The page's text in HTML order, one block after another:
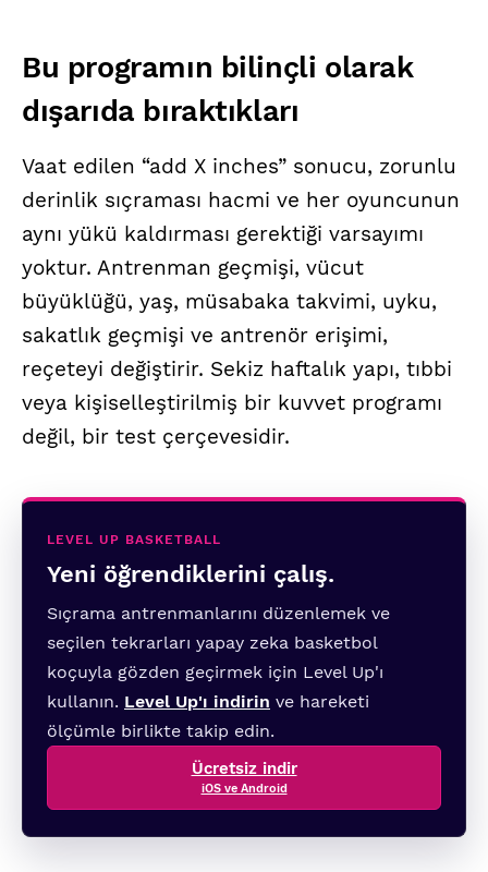
Bu programın bilinçli olarak
dışarıda bıraktıkları
Vaat edilen “add X inches” sonucu, zorunlu
derinlik sıçraması hacmi ve her oyuncunun
aynı yükü kaldırması gerektiği varsayımı
yoktur. Antrenman geçmişi, vücut
büyüklüğü, yaş, müsabaka takvimi, uyku,
sakatlık geçmişi ve antrenör erişimi,
reçeteyi değiştirir. Sekiz haftalık yapı, tıbbi
veya kişiselleştirilmiş bir kuvvet programı
değil, bir test çerçevesidir.
LEVEL UP BASKETBALL
Yeni öğrendiklerini çalış.
Sıçrama antrenmanlarını düzenlemek ve
seçilen tekrarları yapay zeka basketbol
koçuyla gözden geçirmek için Level Up'ı
kullanın. Level Up'ı indirin ve hareketi
ölçümle birlikte takip edin.
Ücretsiz indir
iOS ve Android